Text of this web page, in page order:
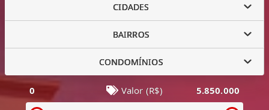
CIDADES
BAIRROS
CONDOMÍNIOS
0 Valor (R$) 5.850.000